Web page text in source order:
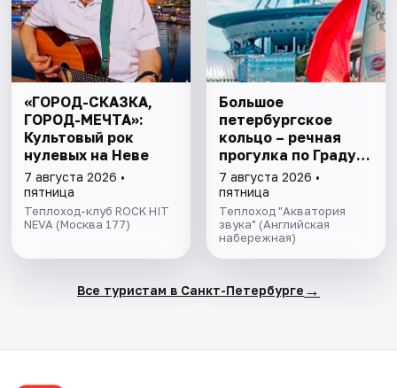
«ГОРОД-СКАЗКА,
ГОРОД-МЕЧТА»:
Культовый рок
нулевых на Неве
7 августа 2026 •
пятница
Теплоход-клуб ROCK HIT
NEVA (Москва 177)
Большое
петербургское
кольцо – речная
прогулка пo Граду
на Неве с
авторской
экскурсией и живой
музыкой в тёплом
салоне теплохода
7 августа 2026 •
пятница
Теплоход "Акватория
звука" (Английская
набережная)
Все туристам в Санкт-Петербурге →